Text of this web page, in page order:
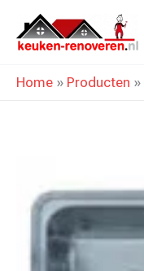
naar
inhoud
Home » Producten »